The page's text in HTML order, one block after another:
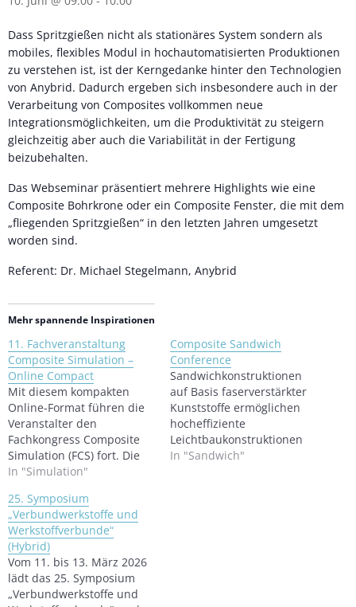
Dass Spritzgießen nicht als stationäres System sondern als
mobiles, flexibles Modul in hochautomatisierten Produktionen
zu verstehen ist, ist der Kerngedanke hinter den Technologien
von Anybrid. Dadurch ergeben sich insbesondere auch in der
Verarbeitung von Composites vollkommen neue
Integrationsmöglichkeiten, um die Produktivität zu steigern
gleichzeitig aber auch die Variabilität in der Fertigung
beizubehalten.
Das Webseminar präsentiert mehrere Highlights wie eine
Composite Bohrkrone oder ein Composite Fenster, die mit dem
„fliegenden Spritzgießen“ in den letzten Jahren umgesetzt
worden sind.
Referent: Dr. Michael Stegelmann, Anybrid
Mehr spannende Inspirationen
11. Fachveranstaltung
Composite Simulation –
Online Compact
Mit diesem kompakten
Online-Format führen die
Veranstalter den
Fachkongress Composite
Simulation (FCS) fort. Die
Veranstaltung findet
als Online-Event statt und
bietet kompakte,
praxisnahe Fachvorträge
auf hohem technischem
Niveau. Im Fokus stehen
aktuelle Fragestellungen
und Lösungsansätze aus
In "Simulation"
Composite Sandwich
Conference
Sandwichkonstruktionen
auf Basis faserverstärkter
Kunststoffe ermöglichen
hocheffiziente
Leichtbaukonstruktionen
und leisten damit bereits
In "Sandwich"
25. Symposium
„Verbundwerkstoffe und
Werkstoffverbunde“
(Hybrid)
Vom 11. bis 13. März 2026
lädt das 25. Symposium
„Verbundwerkstoffe und